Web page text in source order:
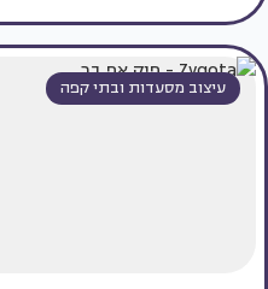
עיצוב מסעדות ובתי קפה